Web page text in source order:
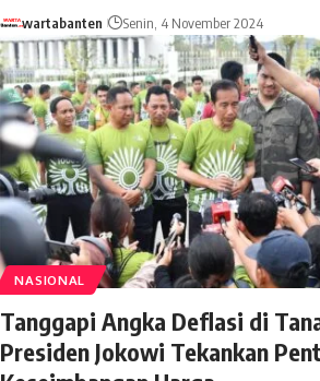
wartabanten Senin, 4 November 2024
NASIONAL
Tanggapi Angka Deflasi di
Presiden Jokowi Tekankan